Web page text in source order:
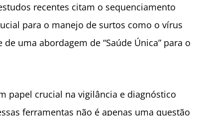
recentes citam o sequenciamento
para o manejo de surtos como o vírus
uma abordagem de “Saúde Única” para o
papel crucial na vigilância e diagnóstico
ferramentas não é apenas uma questão